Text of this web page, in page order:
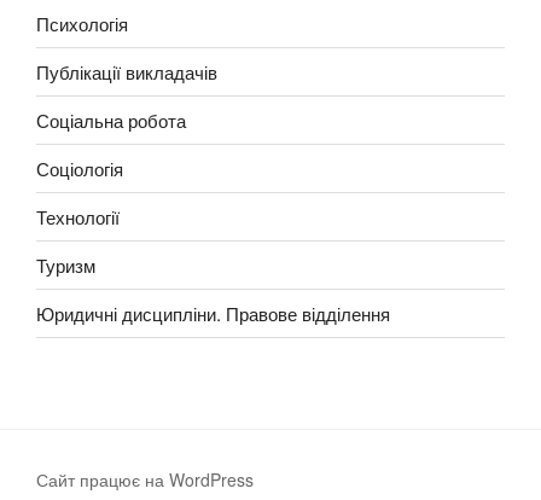
Психологія
Публікації викладачів
Соціальна робота
Соціологія
Технології
Туризм
Юридичні дисципліни. Правове відділення
Сайт працює на WordPress